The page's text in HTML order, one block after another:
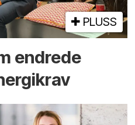
PLUSS
endrede